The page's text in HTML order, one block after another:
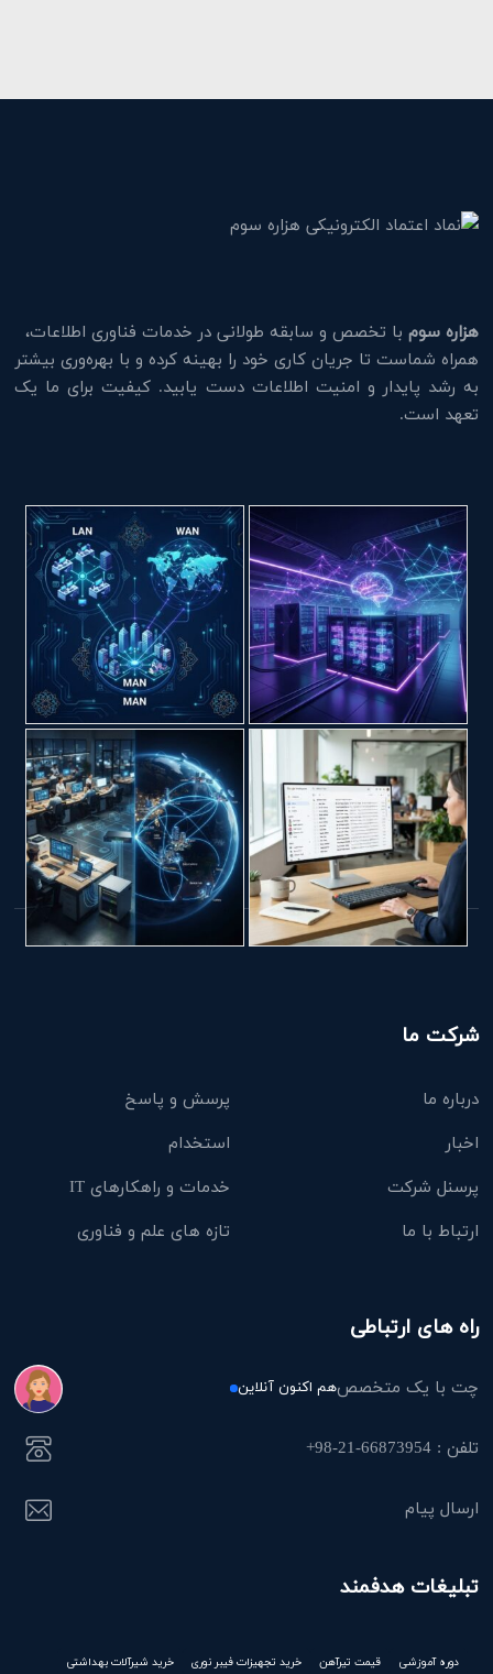
هزاره سوم با تخصص و سابقه طولانی در خدمات فناوری اطلاعات،
همراه شماست تا جریان کاری خود را بهینه کرده و با بهره‌وری بیشتر
به رشد پایدار و امنیت اطلاعات دست یابید. کیفیت برای ما یک
تعهد است.
شرکت ما
درباره ما
پرسش و پاسخ
اخبار
استخدام
پرسنل شرکت
خدمات و راهکارهای IT
ارتباط با ما
تازه های علم و فناوری
راه های ارتباطی
چت با یک متخصصهم اکنون آنلاین
تلفن : 66873954-21-98+
ارسال پیام
تبلیغات هدفمند
دوره آموزشی قیمت تیرآهن خرید تجهیزات فیبر نوری خرید شیرآلات بهداشتی